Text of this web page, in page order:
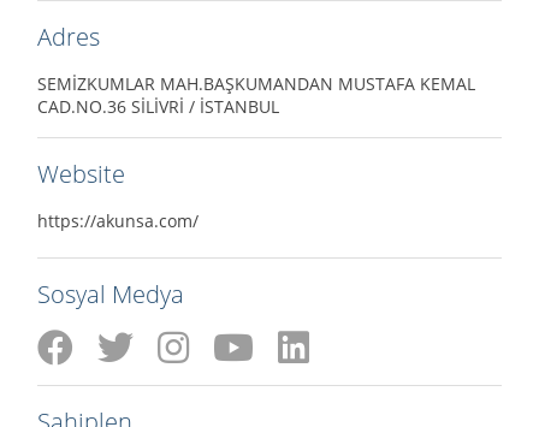
Adres
SEMİZKUMLAR MAH.BAŞKUMANDAN MUSTAFA KEMAL
CAD.NO.36 SİLİVRİ / İSTANBUL
Website
https://akunsa.com/
Sosyal Medya